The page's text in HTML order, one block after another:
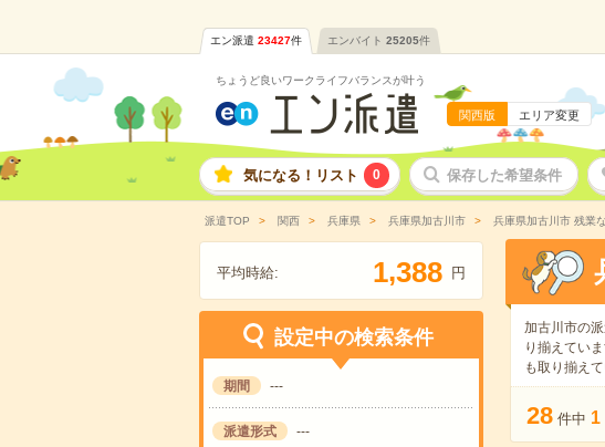
エン派遣 23427件 エンバイト 25205件
ちょうど良いワークライフバランスが叶う
関西版 エリア変更
気になる！リスト 0 保存した希望条件
派遣TOP 関西 兵庫県 兵庫県加古川市 兵庫県加古川市 残業
平均時給: 1,388 円
設定中の検索条件
期間 ---
派遣形式 ---
加古川市の派
り揃えてい
も取り揃えて
28 件中 1